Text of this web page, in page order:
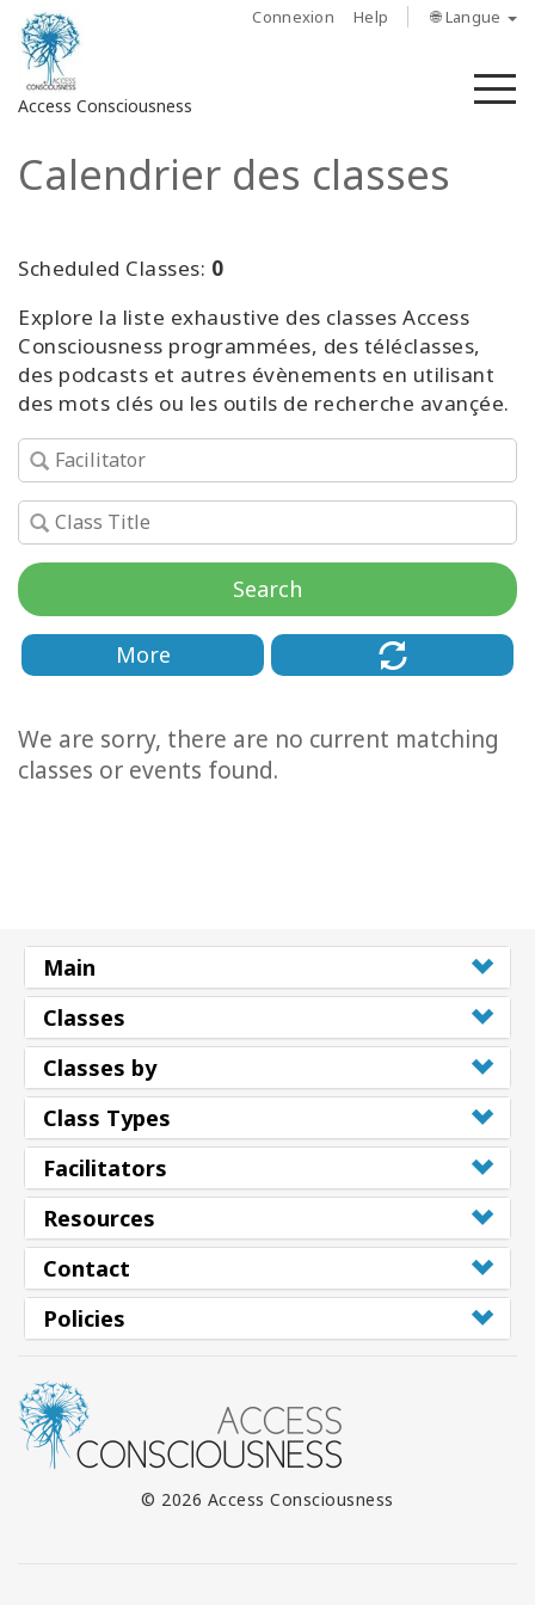
Connexion Help 🌐 Langue
Access Consciousness
Connectez-
votre
À
propos
Bars
Les
régions
Facilitateurs
More
CONTACT
RECHERCHE
Calendrier des classes
Scheduled Classes: 0
Explore la liste exhaustive des classes Access
Consciousness programmées, des téléclasses,
des podcasts et autres évènements en utilisant
des mots clés ou les outils de recherche avançée.
Search
More
We are sorry, there are no current matching
classes or events found.
Main
Classes
Classes by
Class Types
Facilitators
Resources
Contact
Policies
© 2026 Access Consciousness